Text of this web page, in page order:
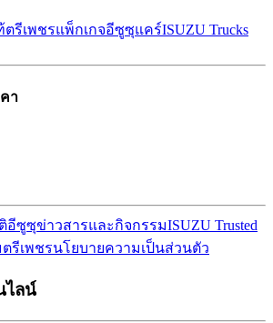
รีเพชรแพ็กเกจอีซูซุแคร์ISUZU Trucks
า
อีซูซุข่าวสารและกิจกรรมISUZU Trusted
รีเพชรนโยบายความเป็นส่วนตัว
ไลน์